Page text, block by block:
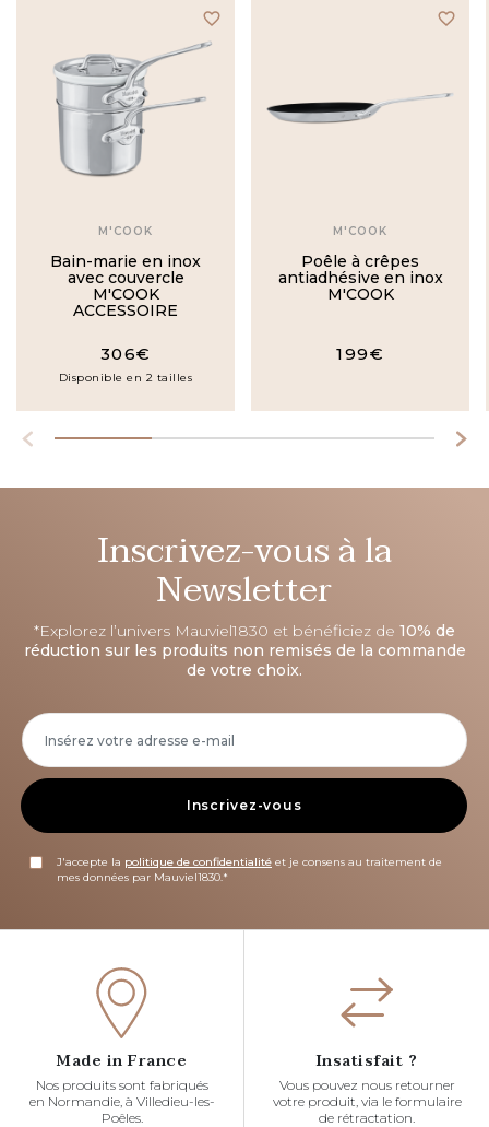
favorite_border
M'COOK
Bain-marie en inox
avec couvercle
M'COOK
ACCESSOIRE
306€
Disponible en 2 tailles
favorite_border
M'COOK
Poêle à crêpes
antiadhésive en inox
M'COOK
199€
Inscrivez-vous à la
Newsletter
*Explorez l’univers Mauviel1830 et bénéficiez de 10% de
réduction sur les produits non remisés de la commande
de votre choix.
Inscrivez-vous
J'accepte la politique de confidentialité et je consens au traitement de
mes données par Mauviel1830.*
Made in France
Nos produits sont fabriqués
en Normandie, à Villedieu-les-
Poêles.
Insatisfait ?
Vous pouvez nous retourner
votre produit, via le formulaire
de rétractation.